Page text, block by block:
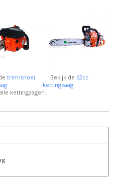
trim/snoei
Bekijk de 62cc
kettingzaag
kettingzagen.